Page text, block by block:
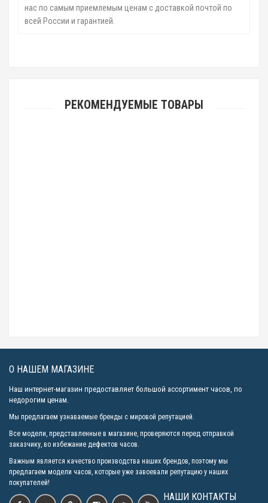
нас по самым приемлемым ценам с доставкой почтой по
всей России и гарантией.
РЕКОМЕНДУЕМЫЕ ТОВАРЫ
6040р.
Casio Baby-G BA-120SP-7A
9390р.
О НАШЕМ МАГАЗИНЕ
Наш интернет-магазин предоставляет большой ассортимент часов, по
недорогим ценам.
Мы предлагаем узнаваемые бренды с мировой репутацией.
Все модели, представленные в магазине, проверяются перед отправкой
заказчику, во избежание дефектов часов.
Важным является качество производства наших брендов, поэтому мы
предлагаем модели часов, которые уже завоевали репутацию у наших
покупателей!
НАШИ КОНТАКТЫ